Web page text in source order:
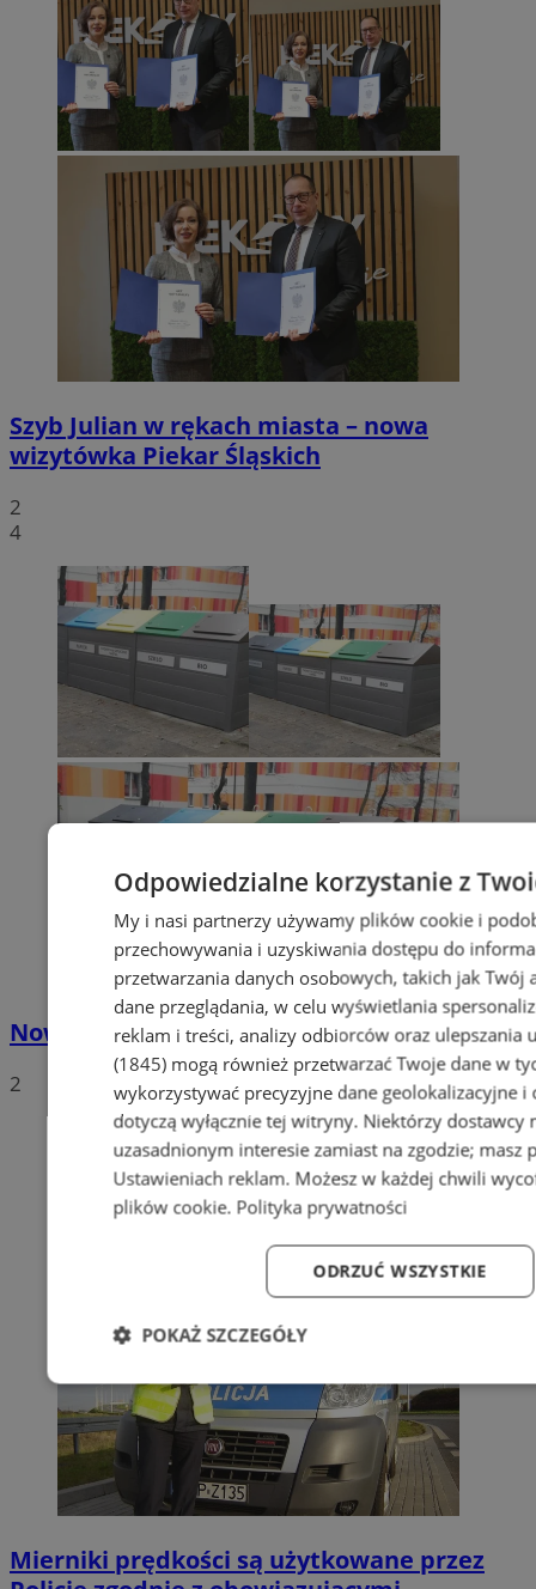
Szyb Julian w rękach miasta – nowa
wizytówka Piekar Śląskich
2
4
Nowe stawki za odbiór odpadów
2
Mierniki prędkości są użytkowane przez
Odpowiedzialne korzystanie z
My i nasi partnerzy używamy plików cookie i
przechowywania i uzyskiwania dostępu do
przetwarzania danych osobowych, takich jak
dane przeglądania, w celu wyświetlania
reklam i treści, analizy odbiorców oraz ulepszania
(1845)mogą również przetwarzać Twoje dane w
wykorzystywać precyzyjne dane geolokalizacyjne
dotyczą wyłącznie tej witryny. Niektórzy dostawcy
uzasadnionym interesie zamiast na zgodzie; masz
Ustawieniach reklam. Możesz w każdej chwili
plików cookie. Polityka prywatności
ODRZUĆ WSZYSTKIE
POKAŻ SZCZEGÓŁY
Niezbędne Wydajność Targetowanie
Niezbędne Wydajność Targetowanie